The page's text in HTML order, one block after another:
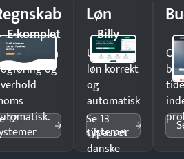
E-komplet
timer på
og
12
Løn
Billy
Udbetal
løn korrekt
og
automatisk
—
tilpasset
danske
Se 13
systemer